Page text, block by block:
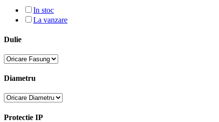
In stoc
La vanzare
Dulie
Diametru
Protectie IP